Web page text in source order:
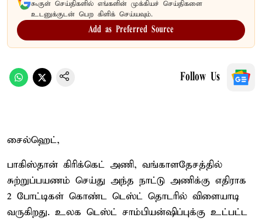
கூகுள் செய்திகளில் எங்களின் முக்கியச் செய்திகளை
உடனுக்குடன் பெற கிளிக் செய்யவும்.
Add as Preferred Source
Follow Us
சைல்ஹெட்,
பாகிஸ்தான் கிரிக்கெட் அணி, வங்காளதேசத்தில்
சுற்றுப்பயணம் செய்து அந்த நாட்டு அணிக்கு எதிராக
2 போட்டிகள் கொண்ட டெஸ்ட் தொடரில் விளையாடி
வருகிறது. உலக டெஸ்ட் சாம்பியன்ஷிப்புக்கு உட்பட்ட